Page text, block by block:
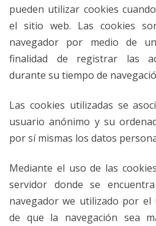
pueden utilizar cookies
el sitio web. Las cookies
navegador por medio de
finalidad de registrar las
durante su tiempo de
Las cookies utilizadas se
usuario anónimo y su
por sí mismas los datos
Mediante el uso de las
servidor donde se
navegador we utilizado por el
de que la navegación sea